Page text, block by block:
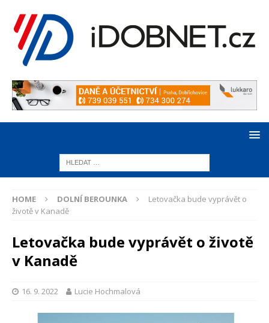
HOME DOLNÍ BEROUNKA
Letovačka bude vyprávět o
životě v Kanadě
Letovačka bude vyprávět o životě
v Kanadě
16. 9. 2022 Lucie Hochmalová